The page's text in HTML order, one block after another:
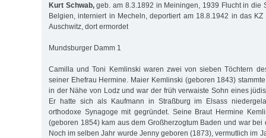
Kurt Schwab,geb. am 8.3.1892 in Meiningen, 1939 Flucht in die
Belgien, interniert in Mecheln, deportiert am 18.8.1942 in das KZ
Auschwitz, dort ermordet
Mundsburger Damm 1
Camilla und Toni Kemlinski waren zwei von sieben Töchtern
seiner Ehefrau Hermine. Maier Kemlinski (geboren 1843)
in der Nähe von Lodz und war der früh verwaiste Sohn eines
Er hatte sich als Kaufmann in Straßburg im Elsass
orthodoxe Synagoge mit gegründet. Seine Braut Hermine
(geboren 1854) kam aus dem Großherzogtum Baden und war bei
Noch im selben Jahr wurde Jenny geboren (1873), vermutlich im